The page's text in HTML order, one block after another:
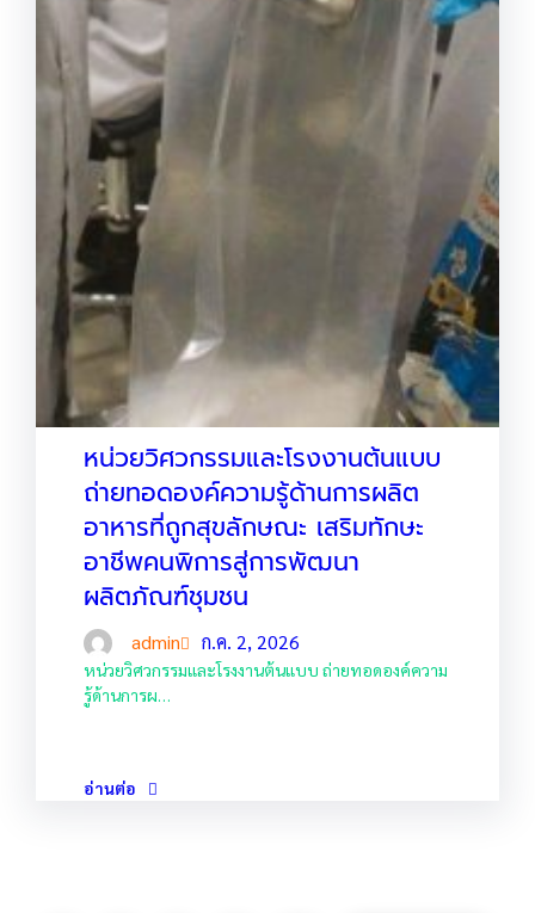
หน่วยวิศวกรรมและโรงงานต้นแบบ
ถ่ายทอดองค์ความรู้ด้านการผลิต
อาหารที่ถูกสุขลักษณะ เสริมทักษะ
อาชีพคนพิการสู่การพัฒนา
ผลิตภัณฑ์ชุมชน
admin ก.ค. 2, 2026
หน่วยวิศวกรรมและโรงงานต้นแบบ ถ่ายทอดองค์ความ
รู้ด้านการผ…
อ่านต่อ